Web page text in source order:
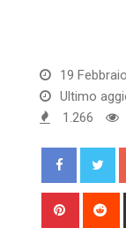
19
Ultimo
1.266
Pinterest